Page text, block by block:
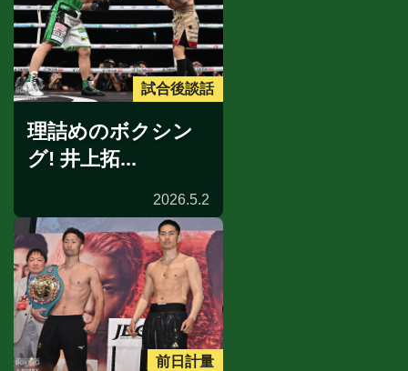
試合後談話
理詰めのボクシン
グ! 井上拓...
2026.5.2
前日計量